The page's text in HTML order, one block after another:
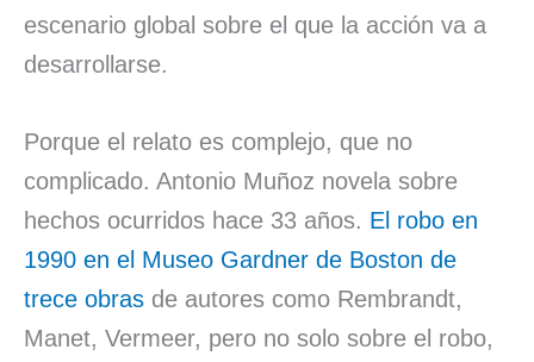
escenario global sobre el que la acción va a
desarrollarse.
Porque el relato es complejo, que no
complicado. Antonio Muñoz novela sobre
hechos ocurridos hace 33 años. El robo en
1990 en el Museo Gardner de Boston de
trece obras de autores como Rembrandt,
Manet, Vermeer, pero no solo sobre el robo,